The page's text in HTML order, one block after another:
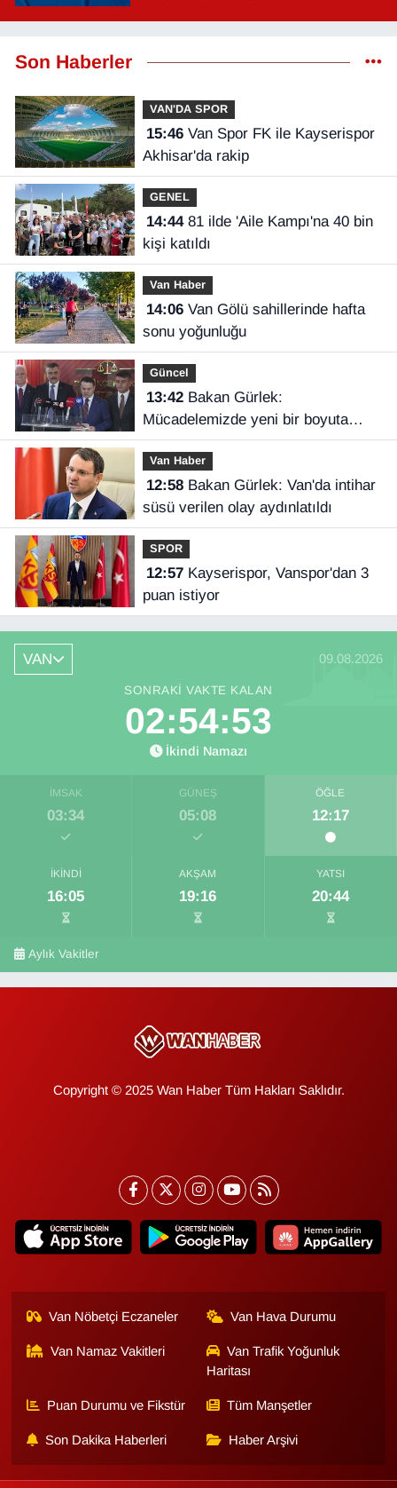
Son Haberler
VAN'DA SPOR
15:46Van Spor FK ile Kayserispor
Akhisar'da rakip
GENEL
14:4481 ilde 'Aile Kampı'na 40 bin
kişi katıldı
Van Haber
14:06Van Gölü sahillerinde hafta
sonu yoğunluğu
Güncel
13:42Bakan Gürlek:
Mücadelemizde yeni bir boyuta
geçeceğiz
Van Haber
12:58Bakan Gürlek: Van'da intihar
süsü verilen olay aydınlatıldı
SPOR
12:57Kayserispor, Vanspor'dan 3
puan istiyor
VAN 09.08.2026
SONRAKI VAKTE KALAN
02:54:52
İkindi Namazı
İMSAK
03:34
GÜNEŞ
05:08
ÖĞLE
12:17
İKINDI
16:05
AKŞAM
19:16
YATSI
20:44
Aylık Vakitler
Copyright © 2025 Wan Haber Tüm Hakları Saklıdır.
Van Nöbetçi Eczaneler Van Hava Durumu
Van Namaz Vakitleri
Van Trafik Yoğunluk
Haritası
Puan Durumu ve Fikstür Tüm Manşetler
Son Dakika Haberleri Haber Arşivi